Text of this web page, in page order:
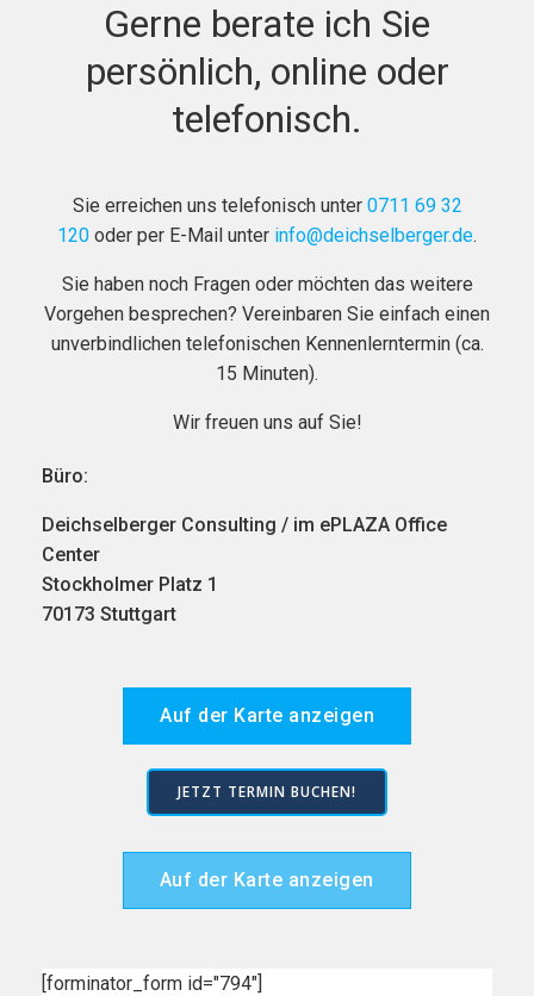
Gerne berate ich Sie
persönlich, online oder
telefonisch.
Sie erreichen uns telefonisch unter 0711 69 32
120 oder per E-Mail unter info@deichselberger.de.
Sie haben noch Fragen oder möchten das weitere
Vorgehen besprechen? Vereinbaren Sie einfach einen
unverbindlichen telefonischen Kennenlerntermin (ca.
15 Minuten).
Wir freuen uns auf Sie!
Büro:
Deichselberger Consulting / im ePLAZA Office
Center
Stockholmer Platz 1
70173 Stuttgart
Auf der Karte anzeigen
JETZT TERMIN BUCHEN!
Auf der Karte anzeigen
[forminator_form id="794"]